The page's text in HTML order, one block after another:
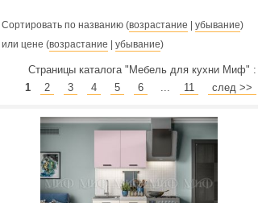
Сортировать по названию (возрастание убывание)
или цене (возрастание убывание)
Страницы каталога "Мебель для кухни Миф" :
1
2 3 4 5 6 ... 11 след >>